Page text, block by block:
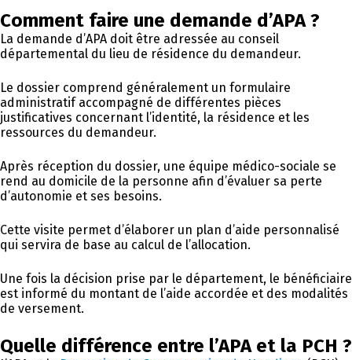
Comment faire une demande d’APA ?
La demande d’APA doit être adressée au conseil
départemental du lieu de résidence du demandeur.
Le dossier comprend généralement un formulaire
administratif accompagné de différentes pièces
justificatives concernant l’identité, la résidence et les
ressources du demandeur.
Après réception du dossier, une équipe médico-sociale se
rend au domicile de la personne afin d’évaluer sa perte
d’autonomie et ses besoins.
Cette visite permet d’élaborer un plan d’aide personnalisé
qui servira de base au calcul de l’allocation.
Une fois la décision prise par le département, le bénéficiaire
est informé du montant de l’aide accordée et des modalités
de versement.
Quelle différence entre l’APA et la PCH ?